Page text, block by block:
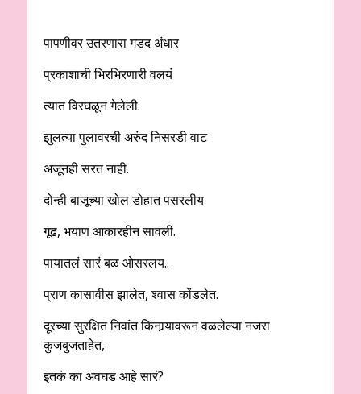
पापणीवर उतरणारा गडद अंधार
प्रकाशाची भिरभिरणारी वलयं
त्यात विरघळून गेलेली.
झुलत्या पुलावरची अरुंद निसरडी वाट
अजूनही सरत नाही.
दोन्ही बाजूच्या खोल डोहात पसरलीय
गूढ, भयाण आकारहीन सावली.
पायातलं सारं बळ ओसरलय..
प्राण कासावीस झालेत, श्वास कोंडलेत.
दूरच्या सुरक्षित निवांत किनार्‍यावरून वळलेल्या नजरा
कुजबुजताहेत,
इतकं का अवघड आहे सारं?